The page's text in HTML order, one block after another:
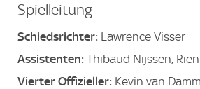
Spielleitung
Schiedsrichter: Lawrence Visser
Assistenten: Thibaud Nijssen,
Vierter Offizieller: Kevin van